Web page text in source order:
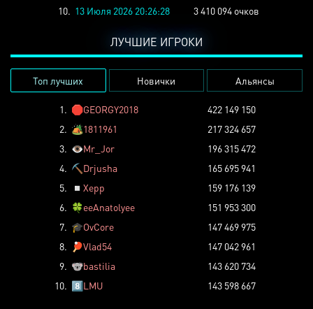
10. 13 Июля 2026 20:26:28 3 410 094 очков
ЛУЧШИЕ ИГРОКИ
Топ лучших Новички Альянсы
1. 🛑GEORGY2018
422 149 150
2. 🏕️1811961
217 324 657
3. 👁️Mr_Jor
196 315 472
4. ⛏️ Drjusha
165 695 941
5.
◽ Xepp
159 176 139
6. 🍀eeAnatolyee
151 953 300
7. 🎓OvCore
147 469 975
8.
🏓Vlad54
147 042 961
9. 🐨bastilia
143 620 734
10. 8️⃣LMU 143 598 667